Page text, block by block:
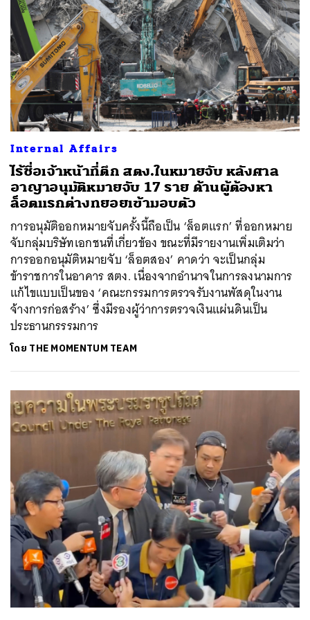
Internal Affairs
ไร้ชื่อเจ้าหน้าที่ตึก สตง.ในหมายจับ หลังศาล
อาญาอนุมัติหมายจับ 17 ราย ด้านผู้ต้องหา
ล็อตแรกต่างทยอยเข้ามอบตัว
การอนุมัติออกหมายจับครั้งนี้ถือเป็น ‘ล็อตแรก’ ที่ออกหมาย
จับกลุ่มบริษัทเอกชนที่เกี่ยวข้อง ขณะที่มีรายงานเพิ่มเติมว่า
การออกอนุมัติหมายจับ ‘ล็อตสอง’ คาดว่า จะเป็นกลุ่ม
ข้าราชการในอาคาร สตง. เนื่องจากอำนาจในการลงนามการ
แก้ไขแบบเป็นของ ‘คณะกรรมการตรวจรับงานพัสดุในงาน
จ้างการก่อสร้าง’ ซึ่งมีรองผู้ว่าการตรวจเงินแผ่นดินเป็น
ประธานกรรรมการ
โดย THE MOMENTUM TEAM
SHARE TWEET LINE EMAIL